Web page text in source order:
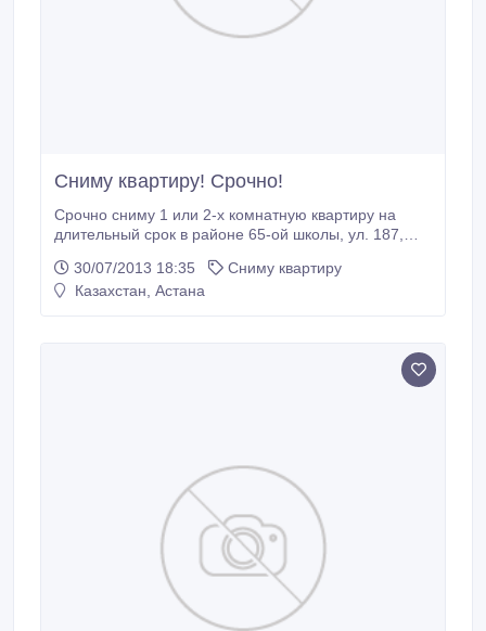
Сниму квартиру! Срочно!
Срочно сниму 1 или 2-х комнатную квартиру на
длительный срок в районе 65-ой школы, ул. 187,
гарантирую..
30/07/2013 18:35
Сниму квартиру
Казахстан, Астана